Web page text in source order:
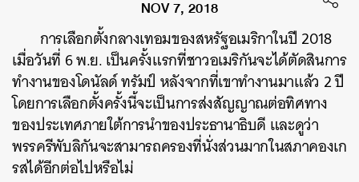
NOV 7, 2018
การเลือกตั้งกลางเทอมของสหรัฐอเมริกาในปี 2018
เมื่อวันที่ 6 พ.ย. เป็นครั้งแรกที่ชาวอเมริกันจะได้ตัดสินการ
ทำงานของโดนัลด์ ทรัมป์ หลังจากที่เขาทำงานมาแล้ว 2 ปี
โดยการเลือกตั้งครั้งนี้จะเป็นการส่งสัญญาณต่อทิศทาง
ของประเทศภายใต้การนำของประธานาธิบดี และดูว่า
พรรครีพับลิกันจะสามารถครองที่นั่งส่วนมากในสภาคองเก
รสได้อีกต่อไปหรือไม่